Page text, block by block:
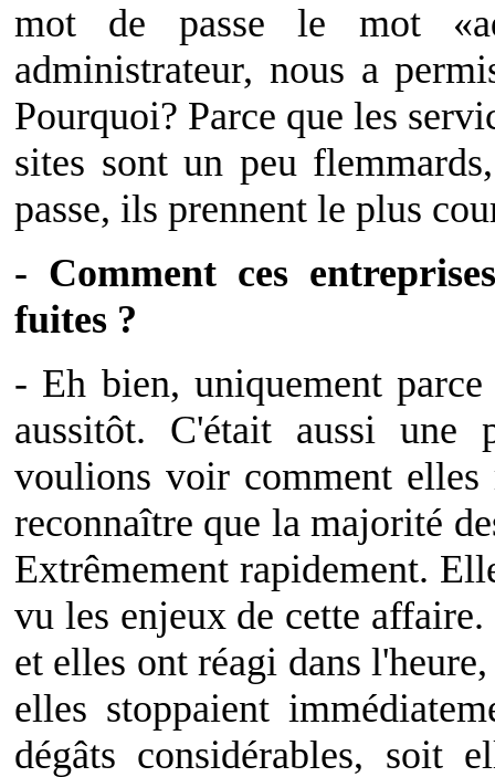
mot de passe le mot
administrateur, nous a
Pourquoi? Parce que les
sites sont un peu
passe, ils prennent le plus
- Comment ces
fuites ?
- Eh bien, uniquement
aussitôt. C'était aussi une
voulions voir comment
reconnaître que la majorité
Extrêmement rapidement.
vu les enjeux de cette
et elles ont réagi dans
elles stoppaient
dégâts considérables, soit